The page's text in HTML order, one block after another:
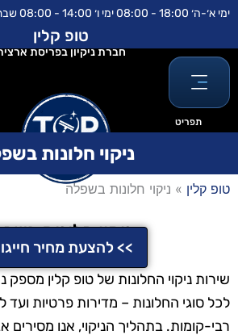
לתוכן
דילוג
ימי א׳-ה׳ 18:00 - 08:00 ימי ו׳ 14:00 - 08:00 שבת וחגים: סגור
תפריט
טופ קלין
חברת ניקיון בפריסת
ניקוי חלונות
טופ קלין » ניקוי חלונות בשפלה
ניקוי חלונות
>> להצעת מחיר
שירות ניקוי החלונות של טופ קלין מספק
לכל סוגי החלונות – מדירות פרטיות ועד
רבי-קומות. בתהליך הניקוי, אנו מסירים